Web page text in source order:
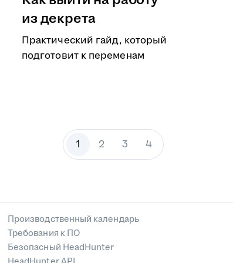
из декрета
Практический гайд, который
подготовит к переменам
1 2 3 4
Производственный календарь
Требования к ПО
Безопасный HeadHunter